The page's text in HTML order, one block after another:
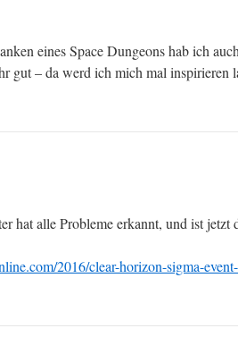
eines Space Dungeons hab ich
gut – da werd ich mich mal inspirieren
hat alle Probleme erkannt, und ist jetzt
2016/clear-horizon-sigma-